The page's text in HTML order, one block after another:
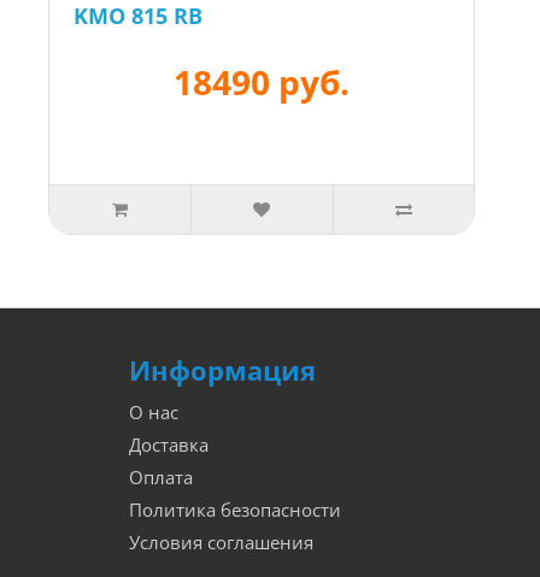
KMO 815 RB
18490 руб.
Информация
О нас
Доставка
Оплата
Политика безопасности
Условия соглашения